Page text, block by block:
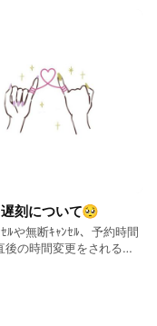
遅刻について🥺
ﾙや無断ｷｬﾝｾﾙ、予約時間
後の時間変更をされるお
客様が施術を受けられ